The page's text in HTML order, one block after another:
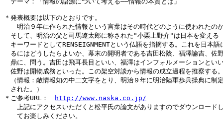
＊発表概要は以下のとおりです。
明治９年に作られた情報という言葉はその時代どのように使われたのか
そして、明治の父と司馬遼太郎に称された"小栗上野介"は日本を変える
キーワードとしてRENSEIGNMENTという仏語を指摘する。これを日本語
るにはどうしたらよいか、幕末の開明者である吉田松陰、福澤諭吉、佐
鼎に、問う。吉田は飛耳長目といい、福澤はインフォルメーションといい
佐野は開物成務といった。この架空対談から情報の成立過程を推察する。
（情報：敵情報知の中二文字をとり、明治９年に明治陸軍歩兵操典に制定
された。）
＊ご参考URL：
http://www.naska.co.jp/
上記にアクセスいただくと松平氏の論文がありますのでダウンロードし
てお楽しみください。